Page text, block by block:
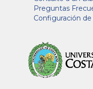
Preguntas
Configuración